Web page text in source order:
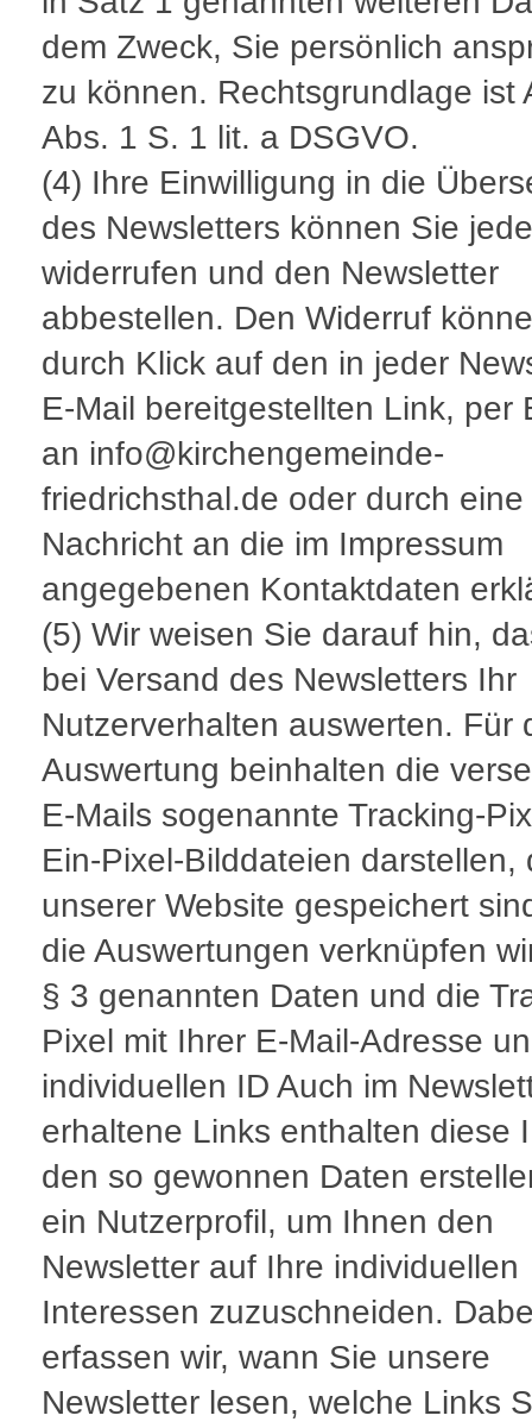
dem Zweck, Sie persönlich
zu können. Rechtsgrundlage ist
Abs. 1 S. 1 lit. a DSGVO.
(4) Ihre Einwilligung in die
des Newsletters können Sie
widerrufen und den Newsletter
abbestellen. Den Widerruf
durch Klick auf den in jeder
E-Mail bereitgestellten Link, per
an info@kirchengemeinde-
friedrichsthal.de oder durch eine
Nachricht an die im Impressum
angegebenen Kontaktdaten
(5) Wir weisen Sie darauf hin,
bei Versand des Newsletters Ihr
Nutzerverhalten auswerten. Für
Auswertung beinhalten die
E-Mails sogenannte Tracking-
Ein-Pixel-Bilddateien darstellen,
unserer Website gespeichert
die Auswertungen verknüpfen
§ 3 genannten Daten und die
Pixel mit Ihrer E-Mail-Adresse
individuellen ID Auch im
erhaltene Links enthalten diese
den so gewonnen Daten
ein Nutzerprofil, um Ihnen den
Newsletter auf Ihre individuellen
Interessen zuzuschneiden.
erfassen wir, wann Sie unsere
Newsletter lesen, welche Links